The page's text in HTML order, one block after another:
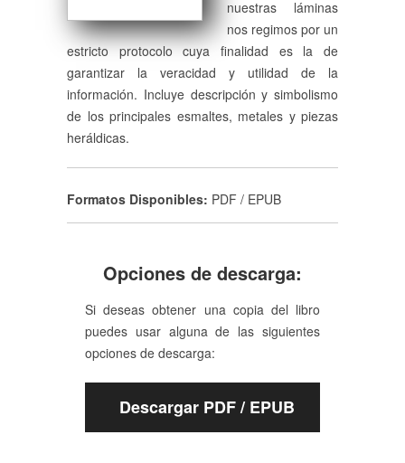
nuestras láminas
nos regimos por un
estricto protocolo cuya finalidad es la de
garantizar la veracidad y utilidad de la
información. Incluye descripción y simbolismo
de los principales esmaltes, metales y piezas
heráldicas.
Formatos Disponibles: PDF / EPUB
Opciones de descarga:
Si deseas obtener una copia del libro
puedes usar alguna de las siguientes
opciones de descarga:
Descargar PDF / EPUB